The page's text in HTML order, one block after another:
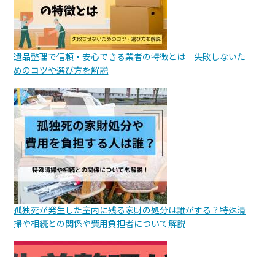
遺品整理で信頼・安心できる業者の特徴とは｜失敗しないた
めのコツや選び方を解説
孤独死が発生した室内に残る家財の処分は誰がする？特殊清
掃や相続との関係や費用負担者について解説